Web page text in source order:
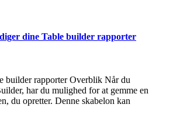
dine Table builder rapporter
builder rapporter Overblik Når du
har du mulighed for at gemme en
du opretter. Denne skabelon kan